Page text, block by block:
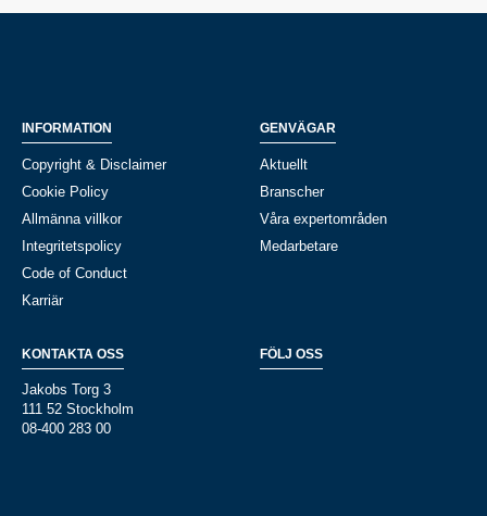
INFORMATION
Copyright & Disclaimer
Cookie Policy
Allmänna villkor
Integritetspolicy
Code of Conduct
Karriär
GENVÄGAR
Aktuellt
Branscher
Våra expertområden
Medarbetare
KONTAKTA OSS
Jakobs Torg 3
111 52 Stockholm
08-400 283 00
FÖLJ OSS